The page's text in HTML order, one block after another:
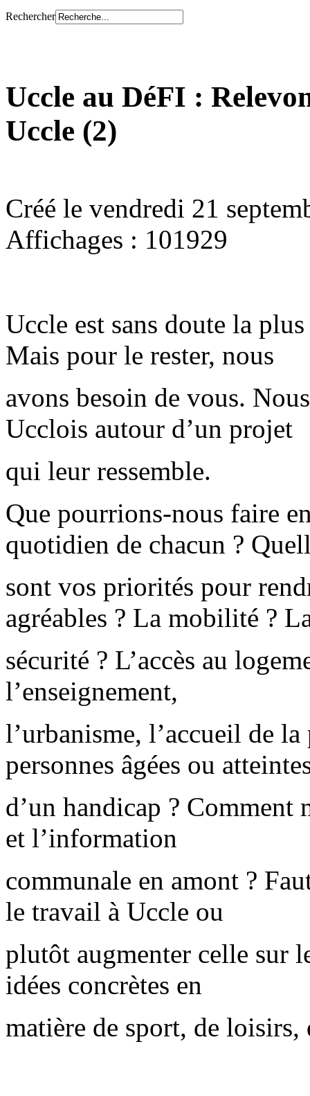
Rechercher
Uccle au DéFI :
Uccle (2)
Créé le vendredi 21
Affichages : 101929
Uccle est sans doute la
Mais pour le rester, nous
avons besoin de vous.
Ucclois autour d’un projet
qui leur ressemble.
Que pourrions-nous faire
quotidien de chacun ?
sont vos priorités pour
agréables ? La mobilité ?
sécurité ? L’accès au
l’enseignement,
l’urbanisme, l’accueil de
personnes âgées ou
d’un handicap ? Comment
et l’information
communale en amont ?
le travail à Uccle ou
plutôt augmenter celle sur
idées concrètes en
matière de sport, de loisirs,